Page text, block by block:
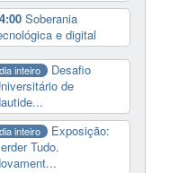
Soberania
e digital
dia inteiro
Desafio
de
dia inteiro
Exposição:
Tudo.